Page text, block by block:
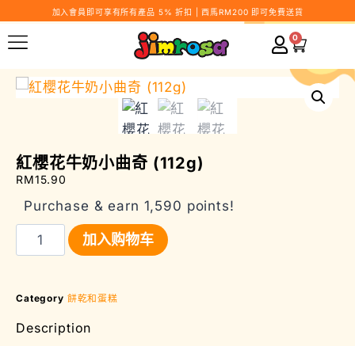
加入會員即可享有所有產品 5% 折扣 | 西馬RM200 即可免費送貨
0
紅櫻花牛奶小曲奇 (112g)
RM15.90
Purchase & earn 1,590 points!
加入购物车
Category 餅乾和蛋糕
Description